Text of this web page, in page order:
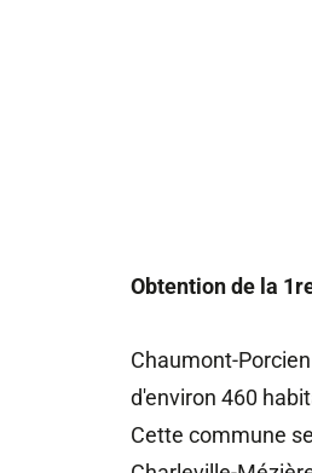
Obtention de la
Chaumont-
d'environ 460
Cette commune